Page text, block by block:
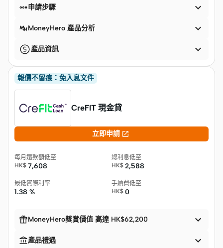
申請步驟 
MoneyHero 產品分析 
產品資訊 
報價不留痕：免入息文件
CreFIT 現金貸
立即申請 
每月還款額低至
HK$ 7,608
總利息低至
HK$ 2,588
最低實際利率
1.38 %
手續費低至
HK$ 0
MoneyHero獎賞價值 高達 HK$62,200 
產品禮遇 